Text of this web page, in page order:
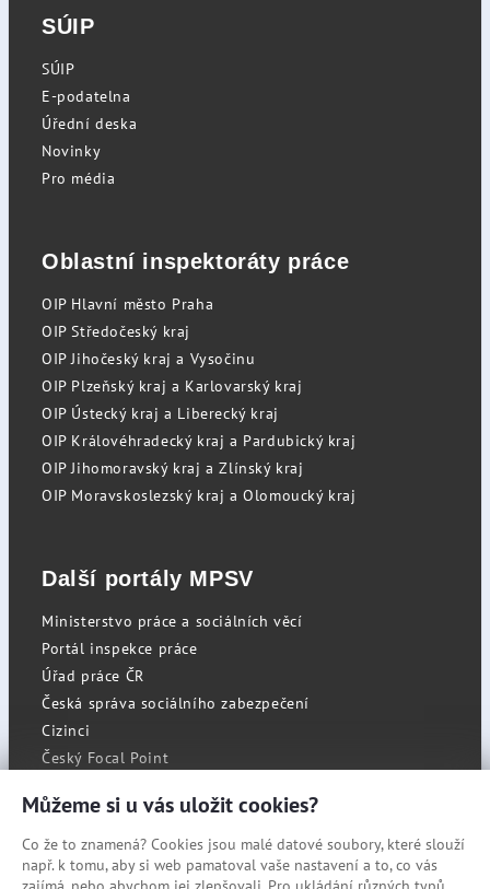
SÚIP
SÚIP
E-podatelna
Úřední deska
Novinky
Pro média
Oblastní inspektoráty práce
OIP Hlavní město Praha
OIP Středočeský kraj
OIP Jihočeský kraj a Vysočinu
OIP Plzeňský kraj a Karlovarský kraj
OIP Ústecký kraj a Liberecký kraj
OIP Královéhradecký kraj a Pardubický kraj
OIP Jihomoravský kraj a Zlínský kraj
OIP Moravskoslezský kraj a Olomoucký kraj
Další portály MPSV
Ministerstvo práce a sociálních věcí
Portál inspekce práce
Úřad práce ČR
Česká správa sociálního zabezpečení
Cizinci
Český Focal Point
RSS
Cookies
Můžeme si u vás uložit cookies?
Co že to znamená? Cookies jsou malé datové soubory, které slouží
např. k tomu, aby si web pamatoval vaše nastavení a to, co vás